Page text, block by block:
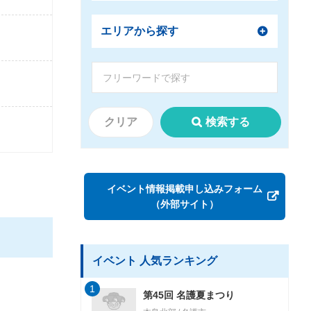
エリアから探す
クリア 検索する
イベント情報掲載申し込みフォーム
（外部サイト）
イベント 人気ランキング
第45回 名護夏まつり
1